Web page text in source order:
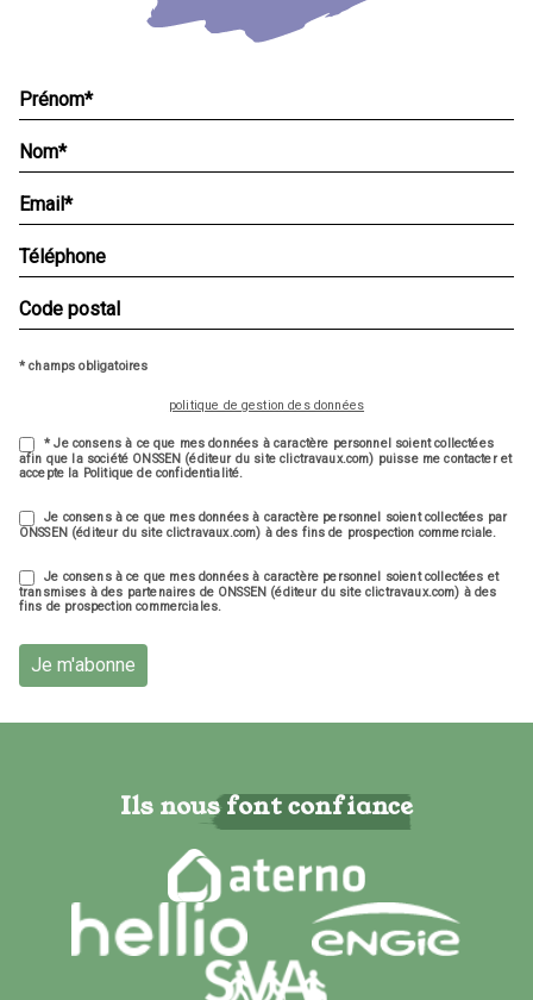
* champs obligatoires
politique de gestion des données
* Je consens à ce que mes données à caractère personnel soient collectées
afin que la société ONSSEN (éditeur du site clictravaux.com) puisse me contacter et
accepte la Politique de confidentialité.
Je consens à ce que mes données à caractère personnel soient collectées par
ONSSEN (éditeur du site clictravaux.com) à des fins de prospection commerciale.
Je consens à ce que mes données à caractère personnel soient collectées et
transmises à des partenaires de ONSSEN (éditeur du site clictravaux.com) à des
fins de prospection commerciales.
Je m'abonne
Ils nous font confiance